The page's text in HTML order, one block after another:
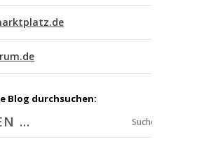
Blog durchsuchen:
Suchen